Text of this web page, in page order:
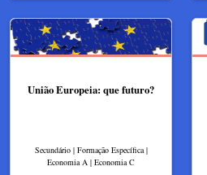
União Europeia: que futuro?
Secundário | Formação Específica |
Economia A | Economia C